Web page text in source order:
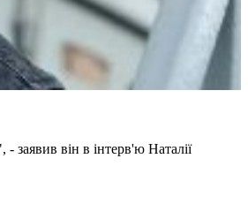
заявив він в інтерв'ю Наталії